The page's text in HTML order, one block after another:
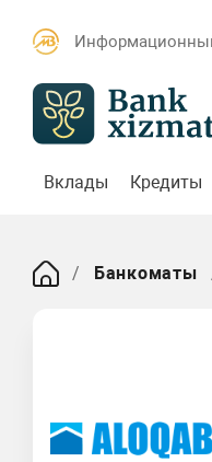
Вклады Кредиты
Банкоматы